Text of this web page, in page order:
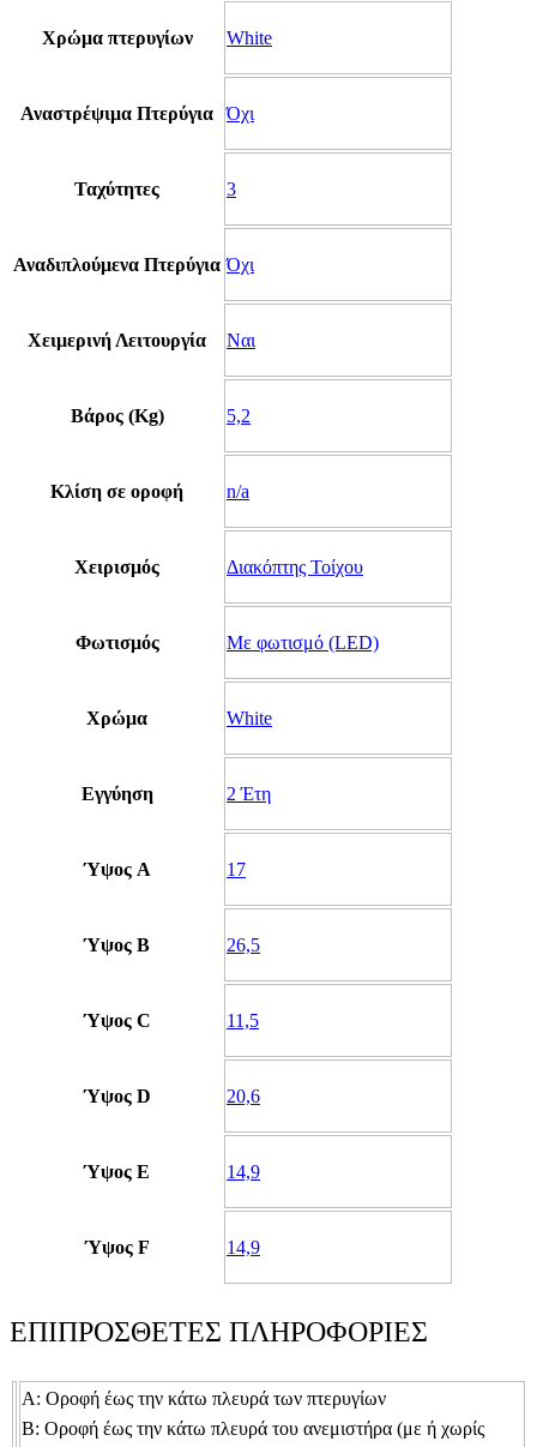
Χρώμα πτερυγίων White
Αναστρέψιμα Πτερύγια Όχι
Ταχύτητες 3
Αναδιπλούμενα Πτερύγια Όχι
Χειμερινή Λειτουργία Ναι
Βάρος (Kg) 5,2
Κλίση σε οροφή n/a
Χειρισμός Διακόπτης Τοίχου
Φωτισμός Με φωτισμό (LED)
Χρώμα White
Εγγύηση 2 Έτη
Ύψος A 17
Ύψος B 26,5
Ύψος C 11,5
Ύψος D 20,6
Ύψος E 14,9
Ύψος F 14,9
ΕΠΙΠΡΟΣΘΕΤΕΣ ΠΛΗΡΟΦΟΡΙΕΣ
Α: Οροφή έως την κάτω πλευρά των πτερυγίων
Β: Οροφή έως την κάτω πλευρά του ανεμιστήρα (με ή χωρίς